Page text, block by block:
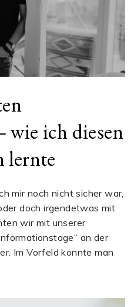
wie ich diesen
lernte
mir noch nicht sicher war,
doch irgendetwas mit
wir mit unserer
an der
Im Vorfeld konnte man